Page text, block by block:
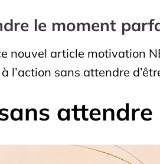
le moment
nouvel article motivation
l’action sans attendre